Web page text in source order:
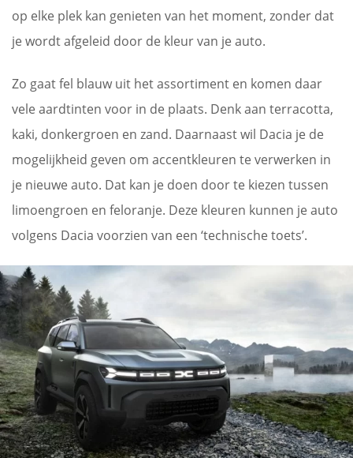
op elke plek kan genieten van het moment, zonder dat
je wordt afgeleid door de kleur van je auto.
Zo gaat fel blauw uit het assortiment en komen daar
vele aardtinten voor in de plaats. Denk aan terracotta,
kaki, donkergroen en zand. Daarnaast wil Dacia je de
mogelijkheid geven om accentkleuren te verwerken in
je nieuwe auto. Dat kan je doen door te kiezen tussen
limoengroen en feloranje. Deze kleuren kunnen je auto
volgens Dacia voorzien van een ‘technische toets’.